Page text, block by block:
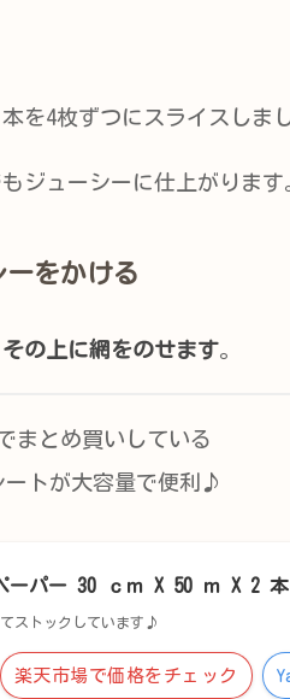
を4枚ずつにスライスしまし
ジューシーに仕上がります
をかける
の上に網をのせます。
まとめ買いしている
ートが大容量で便利♪
ーパー 30 ｃｍ X 50 ｍ X 2 本
ストックしています♪
楽天市場で価格をチェック